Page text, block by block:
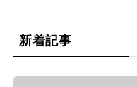
新着記事